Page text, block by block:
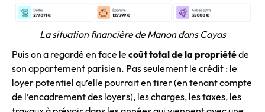
La situation financière de Manon dans Cayas
Puis on a regardé en face le coût total de la propriétéde
son appartement parisien. Pas seulement le crédit : le
loyer potentiel qu’elle pourrait en tirer (en tenant compte
de l’encadrement des loyers), les charges, les taxes, les